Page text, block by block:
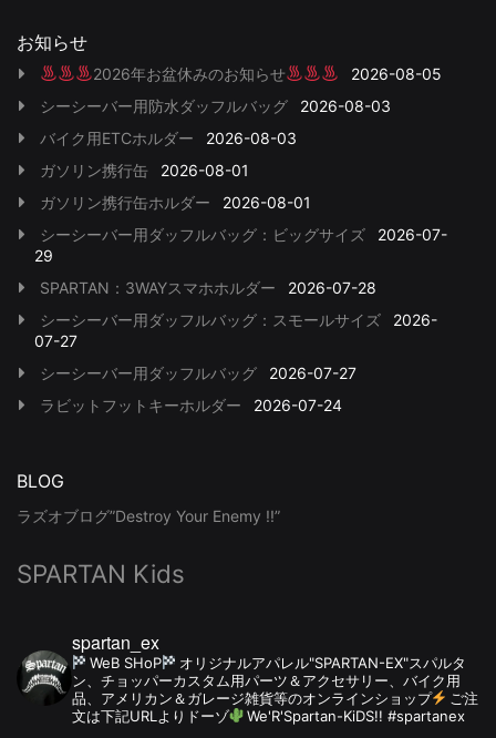
お知らせ
2026年お盆休みのお知らせ
2026-08-05
シーシーバー用防水ダッフルバッグ
2026-08-03
バイク用ETCホルダー
2026-08-03
ガソリン携行缶
2026-08-01
ガソリン携行缶ホルダー
2026-08-01
シーシーバー用ダッフルバッグ：ビッグサイズ
2026-07-
29
SPARTAN：3WAYスマホホルダー
2026-07-28
シーシーバー用ダッフルバッグ：スモールサイズ
2026-
07-27
シーシーバー用ダッフルバッグ
2026-07-27
ラビットフットキーホルダー
2026-07-24
BLOG
ラズオブログ”Destroy Your Enemy !!”
SPARTAN Kids
spartan_ex
WeB SHoP
オリジナルアパレル"SPARTAN-EX"スパルタ
ン、チョッパーカスタム用パーツ＆アクセサリー、バイク用
品、アメリカン＆ガレージ雑貨等のオンラインショップ
ご注
文は下記URLよりドーゾ
We'R'Spartan-KiDS!! #spartanex